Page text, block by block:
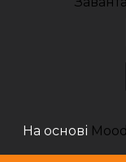
На основі